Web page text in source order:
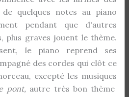
quelques notes au piano
pendant que d'autres
plus graves jouent le thème.
le piano reprend ses
des cordes qui clôt ce
excepté les musiques
pont, autre très bon thème